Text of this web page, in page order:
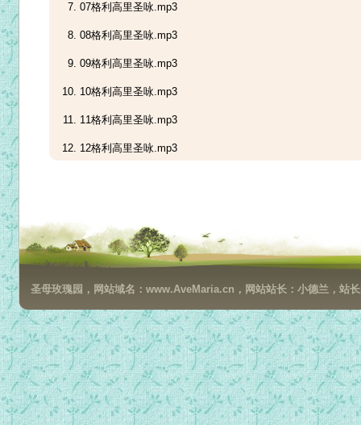
07格利高里圣咏.mp3
08格利高里圣咏.mp3
09格利高里圣咏.mp3
10格利高里圣咏.mp3
11格利高里圣咏.mp3
12格利高里圣咏.mp3
15格利高里圣咏.mp3
16格利高里圣咏.mp3
圣母玫瑰园，网站域名：www.AveMaria.cn，网站站长：小德兰，